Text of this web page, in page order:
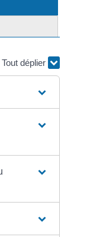
Tout déplier